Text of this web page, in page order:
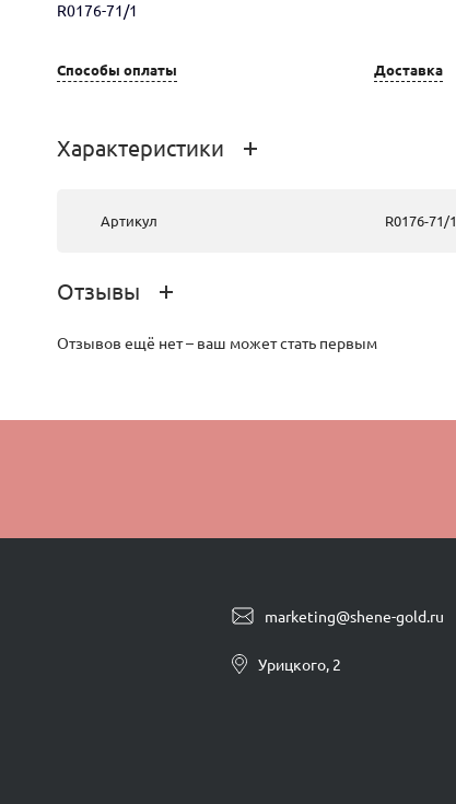
R0176-71/1
Способы оплаты Доставка
Характеристики
Артикул R0176-71/1
Отзывы
Отзывов ещё нет – ваш может стать первым
marketing@shene-gold.ru
Урицкого, 2